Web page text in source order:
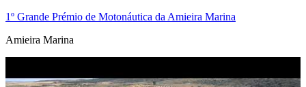
1º Grande Prémio de Motonáutica da Amieira Marina
Amieira Marina